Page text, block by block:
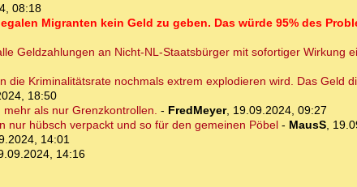
08:18
Migranten kein Geld zu geben. Das würde 95% des
Geldzahlungen an Nicht-NL-Staatsbürger mit sofortiger Wirkung
die Kriminalitätsrate nochmals extrem explodieren wird. Das Geld
18:50
als nur Grenzkontrollen. - FredMeyer, 19.09.2024, 09:27
nur hübsch verpackt und so für den gemeinen Pöbel- MausS,
14:01
14:16